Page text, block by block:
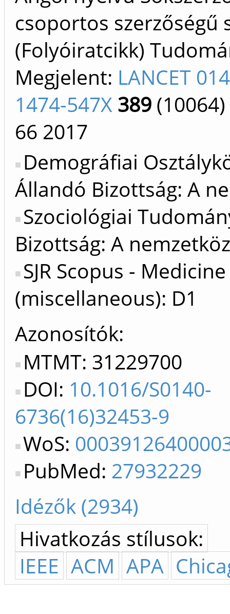
csoportos szerzőségű
(Folyóiratcikk)
Megjelent: LANCET
1474-547X 389 (10064)
66 2017
Demográfiai
Állandó Bizottság: A
Szociológiai
Bizottság: A
SJR Scopus - Medicine
(miscellaneous): D1
Azonosítók
MTMT: 31229700
DOI: 10.1016/S0140-
6736(16)32453-9
WoS:
PubMed: 27932229
Idézők (2934)
Hivatkozás stílusok:
IEEE ACM APA